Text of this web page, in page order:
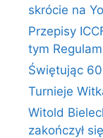
skrócie na
Przepisy
tym
Świętując
Turnieje
Witold
zakończył